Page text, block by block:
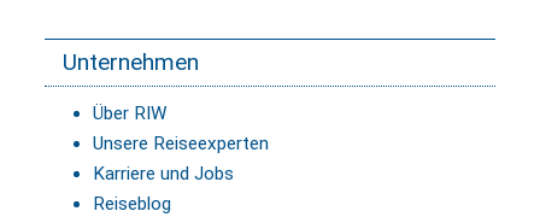
Unternehmen
Über RIW
Unsere Reiseexperten
Karriere und Jobs
Reiseblog